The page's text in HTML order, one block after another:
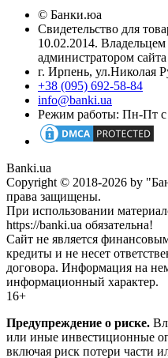
© Банки.юа
Свидетельство для
10.02.2014.
администратором
г. Ирпень, ул.Николая
+38 (095) 692-58-84
info@banki.ua
Режим работы: Пн-Пт с
Banki.ua
Copyright © 2018-2026 by
права защищены.
При использовании
https://banki.ua обязательна!
Сайт не является
кредиты и не несет
договора. Информация на
информационный характер.
16+
Предупреждение о риске.
или иные инвестиционные
включая риск потери части